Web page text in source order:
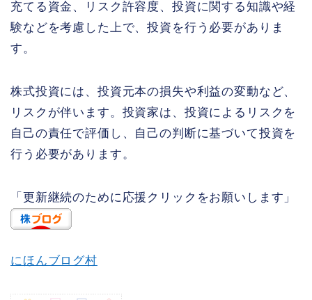
充てる資金、リスク許容度、投資に関する知識や経
験などを考慮した上で、投資を行う必要がありま
す。
株式投資には、投資元本の損失や利益の変動など、
リスクが伴います。投資家は、投資によるリスクを
自己の責任で評価し、自己の判断に基づいて投資を
行う必要があります。
「更新継続のために応援クリックをお願いします」
にほんブログ村